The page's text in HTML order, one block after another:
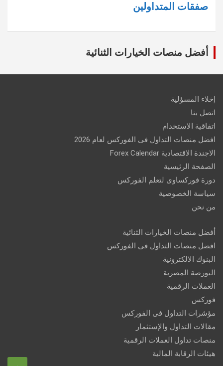
صفقات المتداولين
أفضل منصات الخيارات الثنائية
إخلاء المسؤلية
اتصل بنا
اتفاقية الاستخدام
افضل منصات التداول فى الفوركس لعام 2026
الاجندة الاقتصادية Forex Calendar
الصفحة الرئيسية
دورة فوركساوى لتعلم الفوركس
سياسة الخصوصية
من نحن
أفضل منصات الخيارات الثنائية
افضل منصات التداول فى الفوركس
البنوك الالكترونية
البورصة المصرية
العملات الرقمية
فوركس
مؤشرات التداول فى الفوركس
مقالات التداول والإستثمار
منصات تداول العملات الرقمية
هيئات الرقابة المالية